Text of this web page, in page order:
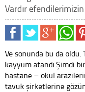
Vardır
Ve sonunda bu da
kayyum atandı.Şimdi
hastane – okul
tavuk şirketlerine